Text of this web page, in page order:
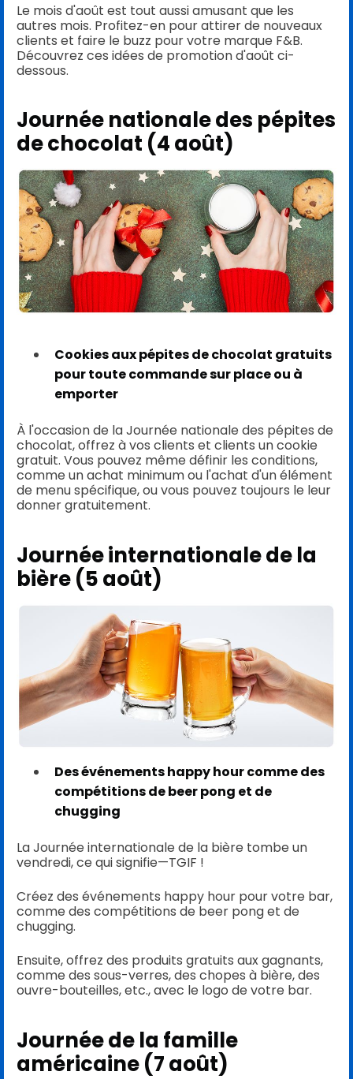
Le mois d'août est tout aussi amusant que les
autres mois. Profitez-en pour attirer de nouveaux
clients et faire le buzz pour votre marque F&B.
Découvrez ces idées de promotion d'août ci-
dessous.
Journée nationale des pépites
de chocolat (4 août)
Cookies aux pépites de chocolat gratuits
pour toute commande sur place ou à
emporter
À l'occasion de la Journée nationale des pépites de
chocolat, offrez à vos clients et clients un cookie
gratuit. Vous pouvez même définir les conditions,
comme un achat minimum ou l'achat d'un élément
de menu spécifique, ou vous pouvez toujours le leur
donner gratuitement.
Journée internationale de la
bière (5 août)
Des événements happy hour comme des
compétitions de beer pong et de
chugging
La Journée internationale de la bière tombe un
vendredi, ce qui signifie—TGIF !
Créez des événements happy hour pour votre bar,
comme des compétitions de beer pong et de
chugging.
Ensuite, offrez des produits gratuits aux gagnants,
comme des sous-verres, des chopes à bière, des
ouvre-bouteilles, etc., avec le logo de votre bar.
Journée de la famille
américaine (7 août)